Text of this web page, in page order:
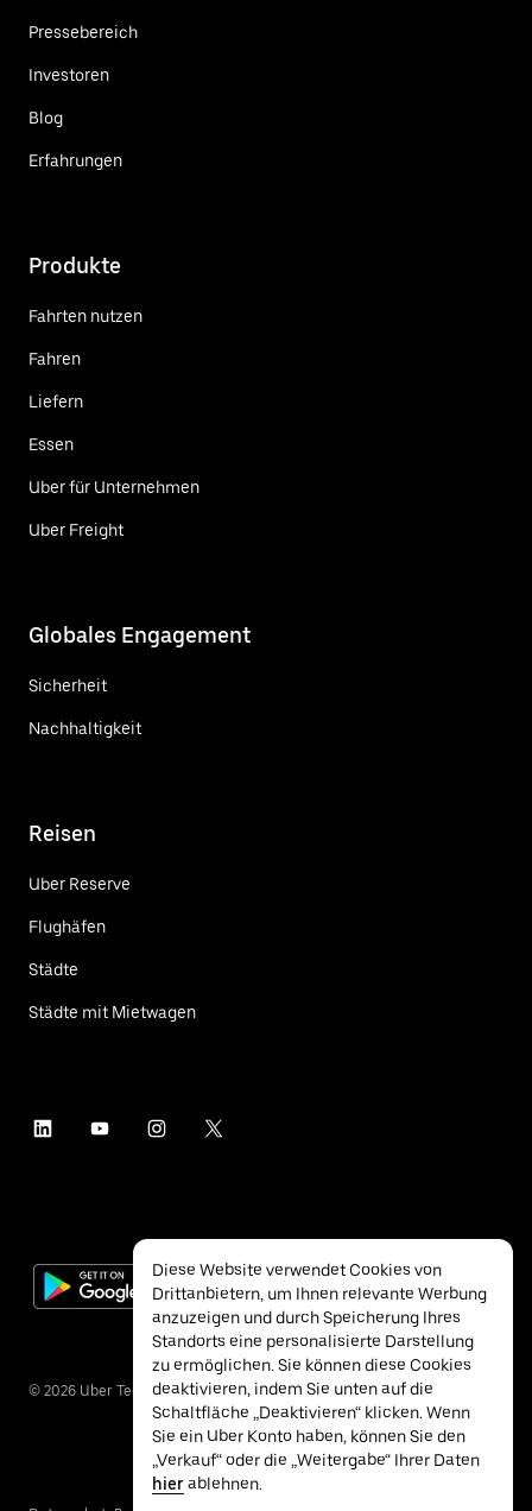
Pressebereich
Investoren
Blog
Erfahrungen
Produkte
Fahrten nutzen
Fahren
Liefern
Essen
Uber für Unternehmen
Uber Freight
Globales Engagement
Sicherheit
Nachhaltigkeit
Reisen
Uber Reserve
Flughäfen
Städte
Städte mit Mietwagen
© 2026 Uber Technologies Inc.
Diese Website verwendet Cookies von
Drittanbietern, um Ihnen relevante Werbung
anzuzeigen und durch Speicherung Ihres
Standorts eine personalisierte Darstellung
zu ermöglichen. Sie können diese Cookies
deaktivieren, indem Sie unten auf die
Schaltfläche „Deaktivieren“ klicken. Wenn
Sie ein Uber Konto haben, können Sie den
„Verkauf“ oder die „Weitergabe“ Ihrer Daten
hierablehnen.